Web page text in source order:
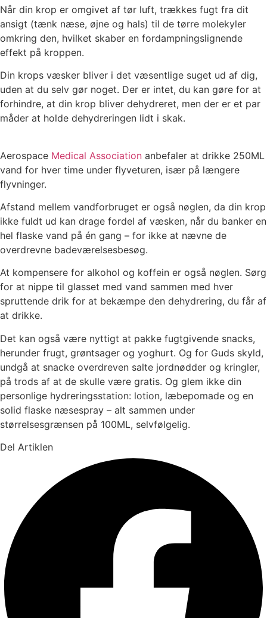
Når din krop er omgivet af tør luft, trækkes fugt fra dit
ansigt (tænk næse, øjne og hals) til de tørre molekyler
omkring den, hvilket skaber en fordampningslignende
effekt på kroppen.
Din krops væsker bliver i det væsentlige suget ud af dig,
uden at du selv gør noget. Der er intet, du kan gøre for at
forhindre, at din krop bliver dehydreret, men der er et par
måder at holde dehydreringen lidt i skak.
Aerospace Medical Association anbefaler at drikke 250ML
vand for hver time under flyveturen, især på længere
flyvninger.
Afstand mellem vandforbruget er også nøglen, da din krop
ikke fuldt ud kan drage fordel af væsken, når du banker en
hel flaske vand på én gang – for ikke at nævne de
overdrevne badeværelsesbesøg.
At kompensere for alkohol og koffein er også nøglen. Sørg
for at nippe til glasset med vand sammen med hver
spruttende drik for at bekæmpe den dehydrering, du får af
at drikke.
Det kan også være nyttigt at pakke fugtgivende snacks,
herunder frugt, grøntsager og yoghurt. Og for Guds skyld,
undgå at snacke overdreven salte jordnødder og kringler,
på trods af at de skulle være gratis. Og glem ikke din
personlige hydreringsstation: lotion, læbepomade og en
solid flaske næsespray – alt sammen under
størrelsesgrænsen på 100ML, selvfølgelig.
Del Artiklen